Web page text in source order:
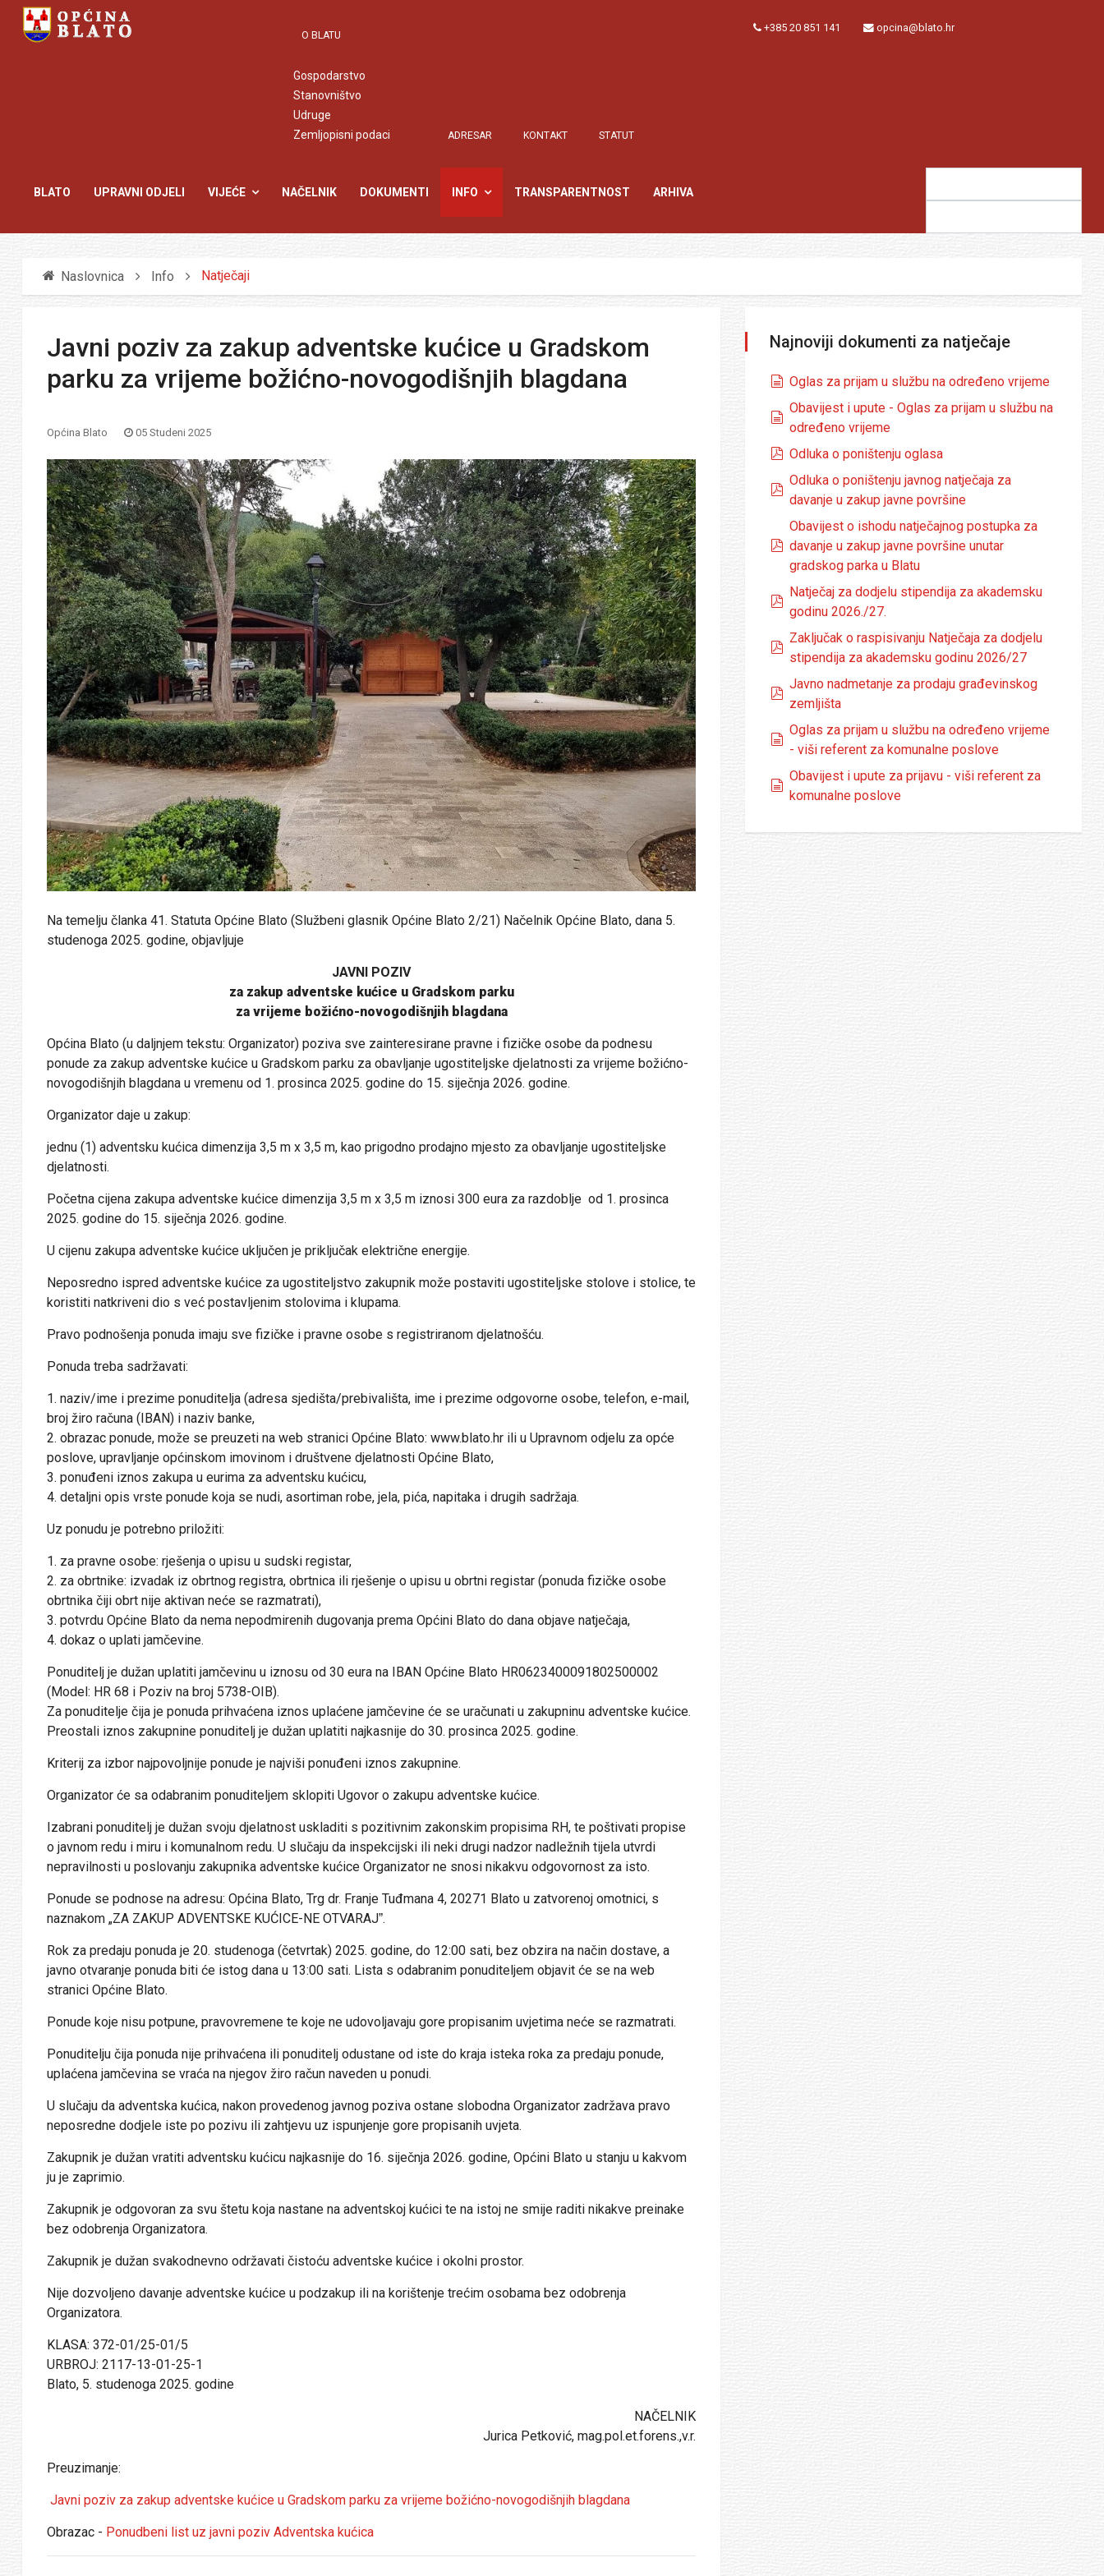
O BLATU
Gospodarstvo
Stanovništvo
Udruge
Zemljopisni podaci
ADRESAR KONTAKT STATUT
+385 20 851 141 opcina@blato.hr
BLATO UPRAVNI ODJELI VIJEĆE NAČELNIK DOKUMENTI INFO TRANSPARENTNOST ARHIVA
Naslovnica Info Natječaji
Javni poziv za zakup adventske kućice u Gradskom
parku za vrijeme božićno-novogodišnjih blagdana
Općina Blato 05 Studeni 2025
Na temelju članka 41. Statuta Općine Blato (Službeni glasnik Općine Blato 2/21) Načelnik Općine Blato, dana 5.
studenoga 2025. godine, objavljuje
JAVNI POZIV
za zakup adventske kućice u Gradskom parku
za vrijeme božićno-novogodišnjih blagdana
Općina Blato (u daljnjem tekstu: Organizator) poziva sve zainteresirane pravne i fizičke osobe da podnesu
ponude za zakup adventske kućice u Gradskom parku za obavljanje ugostiteljske djelatnosti za vrijeme božićno-
novogodišnjih blagdana u vremenu od 1. prosinca 2025. godine do 15. siječnja 2026. godine.
Organizator daje u zakup:
jednu (1) adventsku kućica dimenzija 3,5 m x 3,5 m, kao prigodno prodajno mjesto za obavljanje ugostiteljske
djelatnosti.
Početna cijena zakupa adventske kućice dimenzija 3,5 m x 3,5 m iznosi 300 eura za razdoblje od 1. prosinca
2025. godine do 15. siječnja 2026. godine.
U cijenu zakupa adventske kućice uključen je priključak električne energije.
Neposredno ispred adventske kućice za ugostiteljstvo zakupnik može postaviti ugostiteljske stolove i stolice, te
koristiti natkriveni dio s već postavljenim stolovima i klupama.
Pravo podnošenja ponuda imaju sve fizičke i pravne osobe s registriranom djelatnošću.
Ponuda treba sadržavati:
1. naziv/ime i prezime ponuditelja (adresa sjedišta/prebivališta, ime i prezime odgovorne osobe, telefon, e-mail,
broj žiro računa (IBAN) i naziv banke,
2. obrazac ponude, može se preuzeti na web stranici Općine Blato: www.blato.hr ili u Upravnom odjelu za opće
poslove, upravljanje općinskom imovinom i društvene djelatnosti Općine Blato,
3. ponuđeni iznos zakupa u eurima za adventsku kućicu,
4. detaljni opis vrste ponude koja se nudi, asortiman robe, jela, pića, napitaka i drugih sadržaja.
Uz ponudu je potrebno priložiti:
1. za pravne osobe: rješenja o upisu u sudski registar,
2. za obrtnike: izvadak iz obrtnog registra, obrtnica ili rješenje o upisu u obrtni registar (ponuda fizičke osobe
obrtnika čiji obrt nije aktivan neće se razmatrati),
3. potvrdu Općine Blato da nema nepodmirenih dugovanja prema Općini Blato do dana objave natječaja,
4. dokaz o uplati jamčevine.
Ponuditelj je dužan uplatiti jamčevinu u iznosu od 30 eura na IBAN Općine Blato HR0623400091802500002
(Model: HR 68 i Poziv na broj 5738-OIB).
Za ponuditelje čija je ponuda prihvaćena iznos uplaćene jamčevine će se uračunati u zakupninu adventske kućice.
Preostali iznos zakupnine ponuditelj je dužan uplatiti najkasnije do 30. prosinca 2025. godine.
Kriterij za izbor najpovoljnije ponude je najviši ponuđeni iznos zakupnine.
Organizator će sa odabranim ponuditeljem sklopiti Ugovor o zakupu adventske kućice.
Izabrani ponuditelj je dužan svoju djelatnost uskladiti s pozitivnim zakonskim propisima RH, te poštivati propise
o javnom redu i miru i komunalnom redu. U slučaju da inspekcijski ili neki drugi nadzor nadležnih tijela utvrdi
nepravilnosti u poslovanju zakupnika adventske kućice Organizator ne snosi nikakvu odgovornost za isto.
Ponude se podnose na adresu: Općina Blato, Trg dr. Franje Tuđmana 4, 20271 Blato u zatvorenoj omotnici, s
naznakom „ZA ZAKUP ADVENTSKE KUĆICE-NE OTVARAJˮ.
Rok za predaju ponuda je 20. studenoga (četvrtak) 2025. godine, do 12:00 sati, bez obzira na način dostave, a
javno otvaranje ponuda biti će istog dana u 13:00 sati. Lista s odabranim ponuditeljem objavit će se na web
stranici Općine Blato.
Ponude koje nisu potpune, pravovremene te koje ne udovoljavaju gore propisanim uvjetima neće se razmatrati.
Ponuditelju čija ponuda nije prihvaćena ili ponuditelj odustane od iste do kraja isteka roka za predaju ponude,
uplaćena jamčevina se vraća na njegov žiro račun naveden u ponudi.
U slučaju da adventska kućica, nakon provedenog javnog poziva ostane slobodna Organizator zadržava pravo
neposredne dodjele iste po pozivu ili zahtjevu uz ispunjenje gore propisanih uvjeta.
Zakupnik je dužan vratiti adventsku kućicu najkasnije do 16. siječnja 2026. godine, Općini Blato u stanju u kakvom
ju je zaprimio.
Zakupnik je odgovoran za svu štetu koja nastane na adventskoj kućici te na istoj ne smije raditi nikakve preinake
bez odobrenja Organizatora.
Zakupnik je dužan svakodnevno održavati čistoću adventske kućice i okolni prostor.
Nije dozvoljeno davanje adventske kućice u podzakup ili na korištenje trećim osobama bez odobrenja
Organizatora.
KLASA: 372-01/25-01/5
URBROJ: 2117-13-01-25-1
Blato, 5. studenoga 2025. godine
NAČELNIK
Jurica Petković, mag.pol.et.forens.,v.r.
Preuzimanje:
Javni poziv za zakup adventske kućice u Gradskom parku za vrijeme božićno-novogodišnjih blagdana
Obrazac - Ponudbeni list uz javni poziv Adventska kućica
Najnoviji dokumenti za natječaje
dokumenti
Oglas za prijam u službu na određeno vrijeme
dokumenti
Obavijest i upute - Oglas za prijam u službu na
određeno vrijeme
pdf
Odluka o poništenju oglasa
pdf
Odluka o poništenju javnog natječaja za
davanje u zakup javne površine
pdf
Obavijest o ishodu natječajnog postupka za
davanje u zakup javne površine unutar
gradskog parka u Blatu
pdf
Natječaj za dodjelu stipendija za akademsku
godinu 2026./27.
pdf
Zaključak o raspisivanju Natječaja za dodjelu
stipendija za akademsku godinu 2026/27
pdf
Javno nadmetanje za prodaju građevinskog
zemljišta
dokumenti
Oglas za prijam u službu na određeno vrijeme
- viši referent za komunalne poslove
dokumenti
Obavijest i upute za prijavu - viši referent za
komunalne poslove